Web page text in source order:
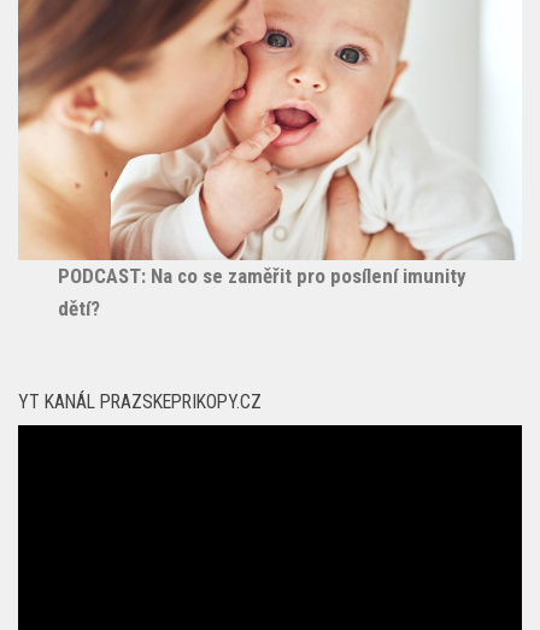
PODCAST: Na co se zaměřit pro posílení imunity
dětí?
YT KANÁL PRAZSKEPRIKOPY.CZ